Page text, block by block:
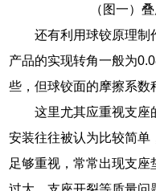
（图一）
还有利用球铰原理制
产品的实现转角一般为
些，但球铰面的摩擦系数
这里尤其应重视支座
安装往往被认为比较简单
足够重视，常常出现支